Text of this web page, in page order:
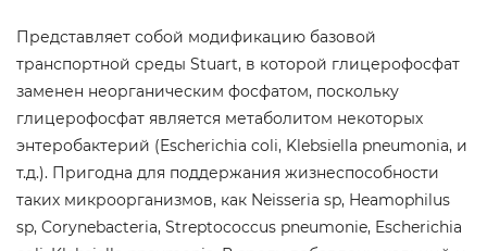
Представляет собой модификацию базовой
транспортной среды Stuart, в которой глицерофосфат
заменен неорганическим фосфатом, поскольку
глицерофосфат является метаболитом некоторых
энтеробактерий (Escherichia coli, Klebsiella pneumonia, и
т.д.). Пригодна для поддержания жизнеспособности
таких микроорганизмов, как Neisseria sp, Heamophilus
sp, Corynebacteria, Streptococcus pneumonie, Escherichia